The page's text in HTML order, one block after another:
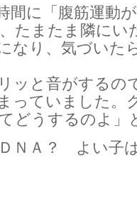
間に「腹筋運動
たまたま隣にい
なり、気づいた
ッと音がするの
っていました。
どうするのよ」
ＮＡ？ よい子